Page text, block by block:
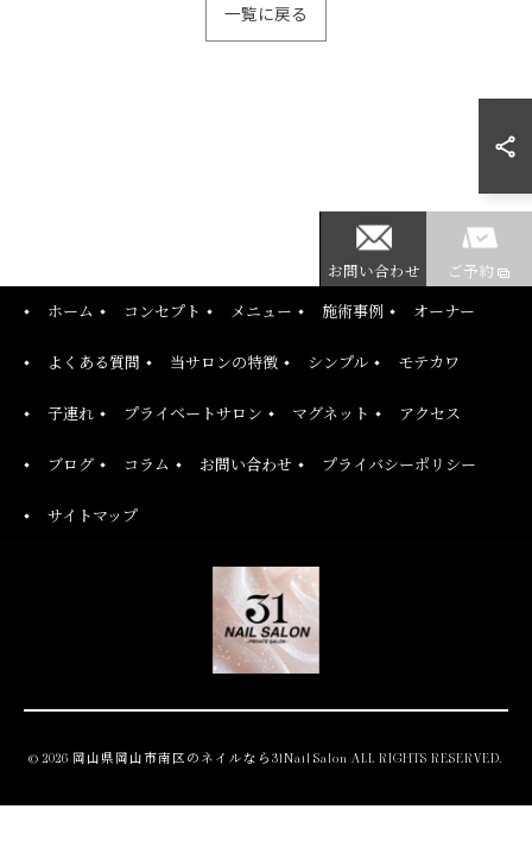
一覧に戻る
お問い合わせ ご予約
ホーム コンセプト メニュー 施術事例 オーナー
よくある質問 当サロンの特徴 シンプル モテカワ
子連れ プライベートサロン マグネット アクセス
ブログ コラム お問い合わせ プライバシーポリシー
サイトマップ
© 2026 岡山県岡山市南区のネイルなら31Nail Salon ALL RIGHTS RESERVED.